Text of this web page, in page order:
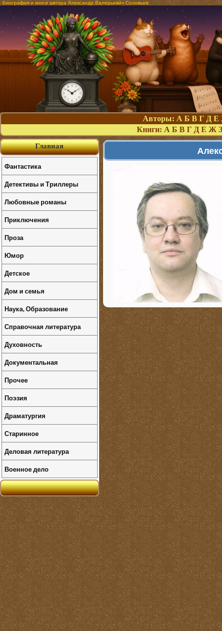
Биография и книги автора Александр Валерьевич Соловьев
Авторы: А Б В Г Д Е
Книги: А Б В Г Д Е Ж З
Главная
Фантастика
Детективы и Триллеры
Любовные романы
Приключения
Проза
Юмор
Детское
Дом и семья
Наука, Образование
Справочная литература
Духовность
Документальная
Прочее
Поэзия
Драматургия
Старинное
Деловая литература
Военное дело